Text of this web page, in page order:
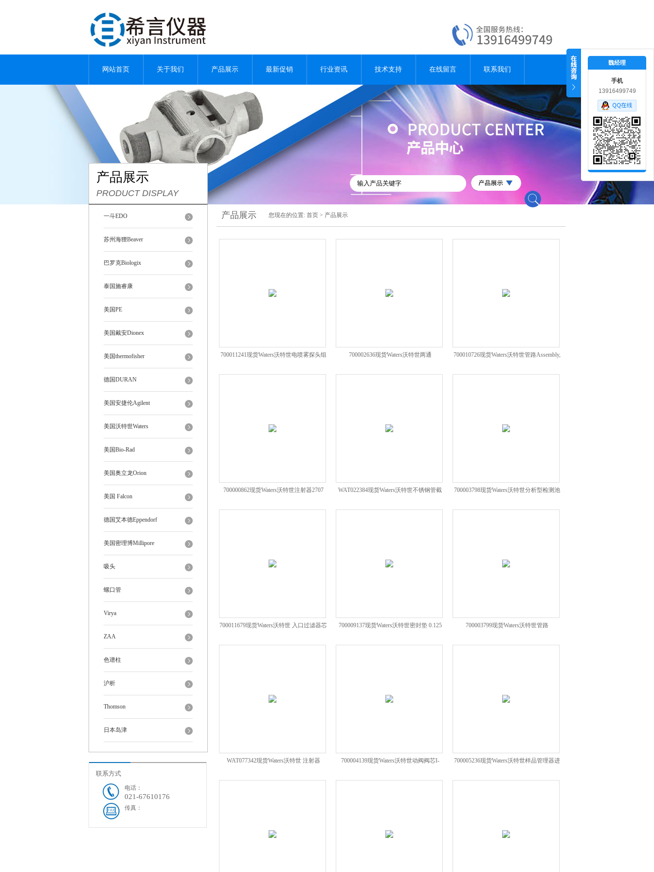
网站首页 关于我们 产品展示 最新促销 行业资讯 技术支持 在线留言 联系我们
产品展示
PRODUCT DISPLAY
一斗EDO
苏州海狸Beaver
巴罗克Biologix
泰国施睿康
美国PE
美国戴安Dionex
美国thermofisher
德国DURAN
美国安捷伦Agilent
美国沃特世Waters
美国Bio-Rad
美国奥立龙Orion
美国 Falcon
德国艾本德Eppendorf
美国密理博Millipore
吸头
螺口管
Virya
ZAA
色谱柱
沪析
Thomson
日本岛津
联系方式
电话：
021-67610176
传真：
产品展示 您现在的位置: 首页 > 产品展示
700011241现货Waters沃特世电喷雾探头组 700002636现货Waters沃特世两通 700010726现货Waters沃特世管路Assembly,
700000862现货Waters沃特世注射器2707 WAT022384现货Waters沃特世不锈钢管截 700003798现货Waters沃特世分析型检测池
700011679现货Waters沃特世 入口过滤器芯 700009137现货Waters沃特世密封垫 0.125 700003799现货Waters沃特世管路
WAT077342现货Waters沃特世 注射器 700004139现货Waters沃特世动阀阀芯I- 700005236现货Waters沃特世样品管理器进
魏经理
手机
13916499749